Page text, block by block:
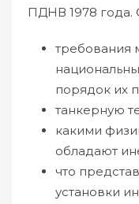
ПДНВ 1978 года.
требования
порядок их
танкерную
какими
обладают
что
установки